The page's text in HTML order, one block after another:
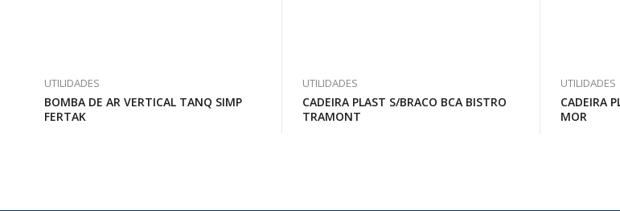
UTILIDADES
BOMBA DE AR VERTICAL TANQ SIMP
FERTAK
UTILIDADES
CADEIRA PLAST S/BRACO BCA BISTRO
TRAMONT
UTILIDADES
CADEIRA
MOR